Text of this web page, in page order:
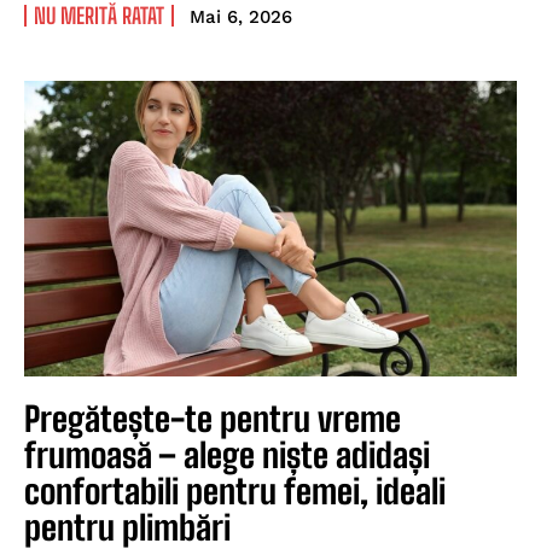
NU MERITĂ RATAT Mai 6, 2026
Pregătește-te pentru vreme
frumoasă – alege niște adidași
confortabili pentru femei, ideali
pentru plimbări